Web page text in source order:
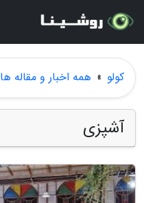
کولو » همه اخبار و مقاله ها
آشپزی